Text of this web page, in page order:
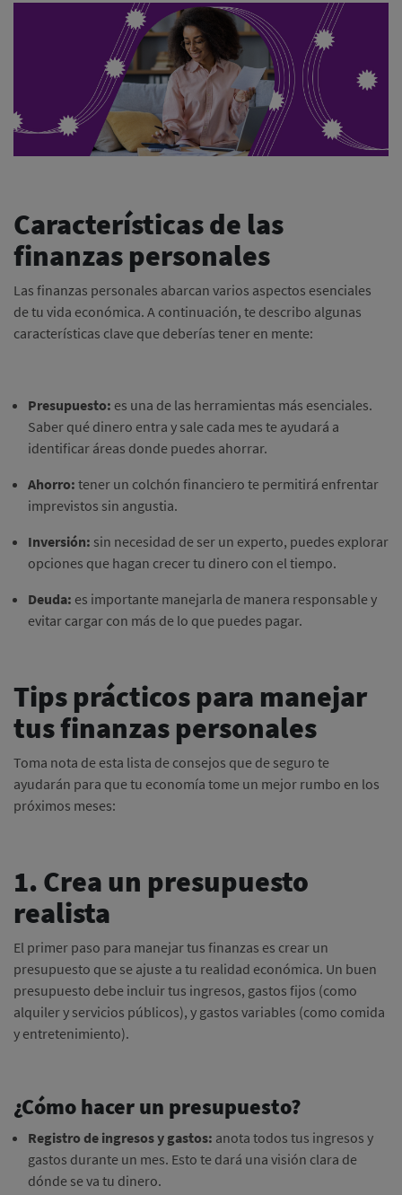
Características de las
finanzas personales
Las finanzas personales abarcan varios aspectos esenciales
de tu vida económica. A continuación, te describo algunas
características clave que deberías tener en mente:
Presupuesto: es una de las herramientas más esenciales.
Saber qué dinero entra y sale cada mes te ayudará a
identificar áreas donde puedes ahorrar.
Ahorro: tener un colchón financiero te permitirá enfrentar
imprevistos sin angustia.
Inversión: sin necesidad de ser un experto, puedes explorar
opciones que hagan crecer tu dinero con el tiempo.
Deuda: es importante manejarla de manera responsable y
evitar cargar con más de lo que puedes pagar.
Tips prácticos para manejar
tus finanzas personales
Toma nota de esta lista de consejos que de seguro te
ayudarán para que tu economía tome un mejor rumbo en los
próximos meses:
1. Crea un presupuesto
realista
El primer paso para manejar tus finanzas es crear un
presupuesto que se ajuste a tu realidad económica. Un buen
presupuesto debe incluir tus ingresos, gastos fijos (como
alquiler y servicios públicos), y gastos variables (como comida
y entretenimiento).
¿Cómo hacer un presupuesto?
Registro de ingresos y gastos: anota todos tus ingresos y
gastos durante un mes. Esto te dará una visión clara de
dónde se va tu dinero.